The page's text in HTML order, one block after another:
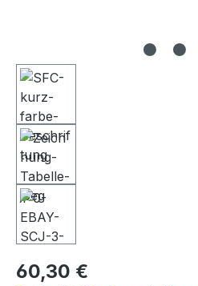
Regulärer Preis:
60,30 €